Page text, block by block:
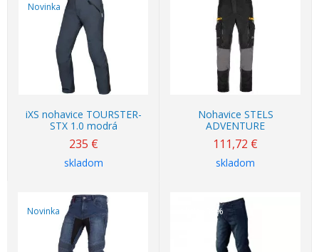
Novinka
iXS nohavice TOURSTER-
STX 1.0 modrá
235 €
skladom
Nohavice STELS
ADVENTURE
111,72 €
skladom
Novinka -39%